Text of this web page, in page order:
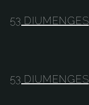
53 DIUMENGES
53 DIUMENGES